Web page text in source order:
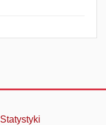
Statystyki